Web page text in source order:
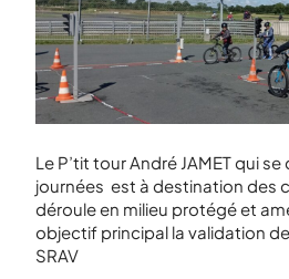
Le P’tit tour André JAMET qui
journées est à destination des
déroule en milieu protégé et
objectif principal la validation
SRAV